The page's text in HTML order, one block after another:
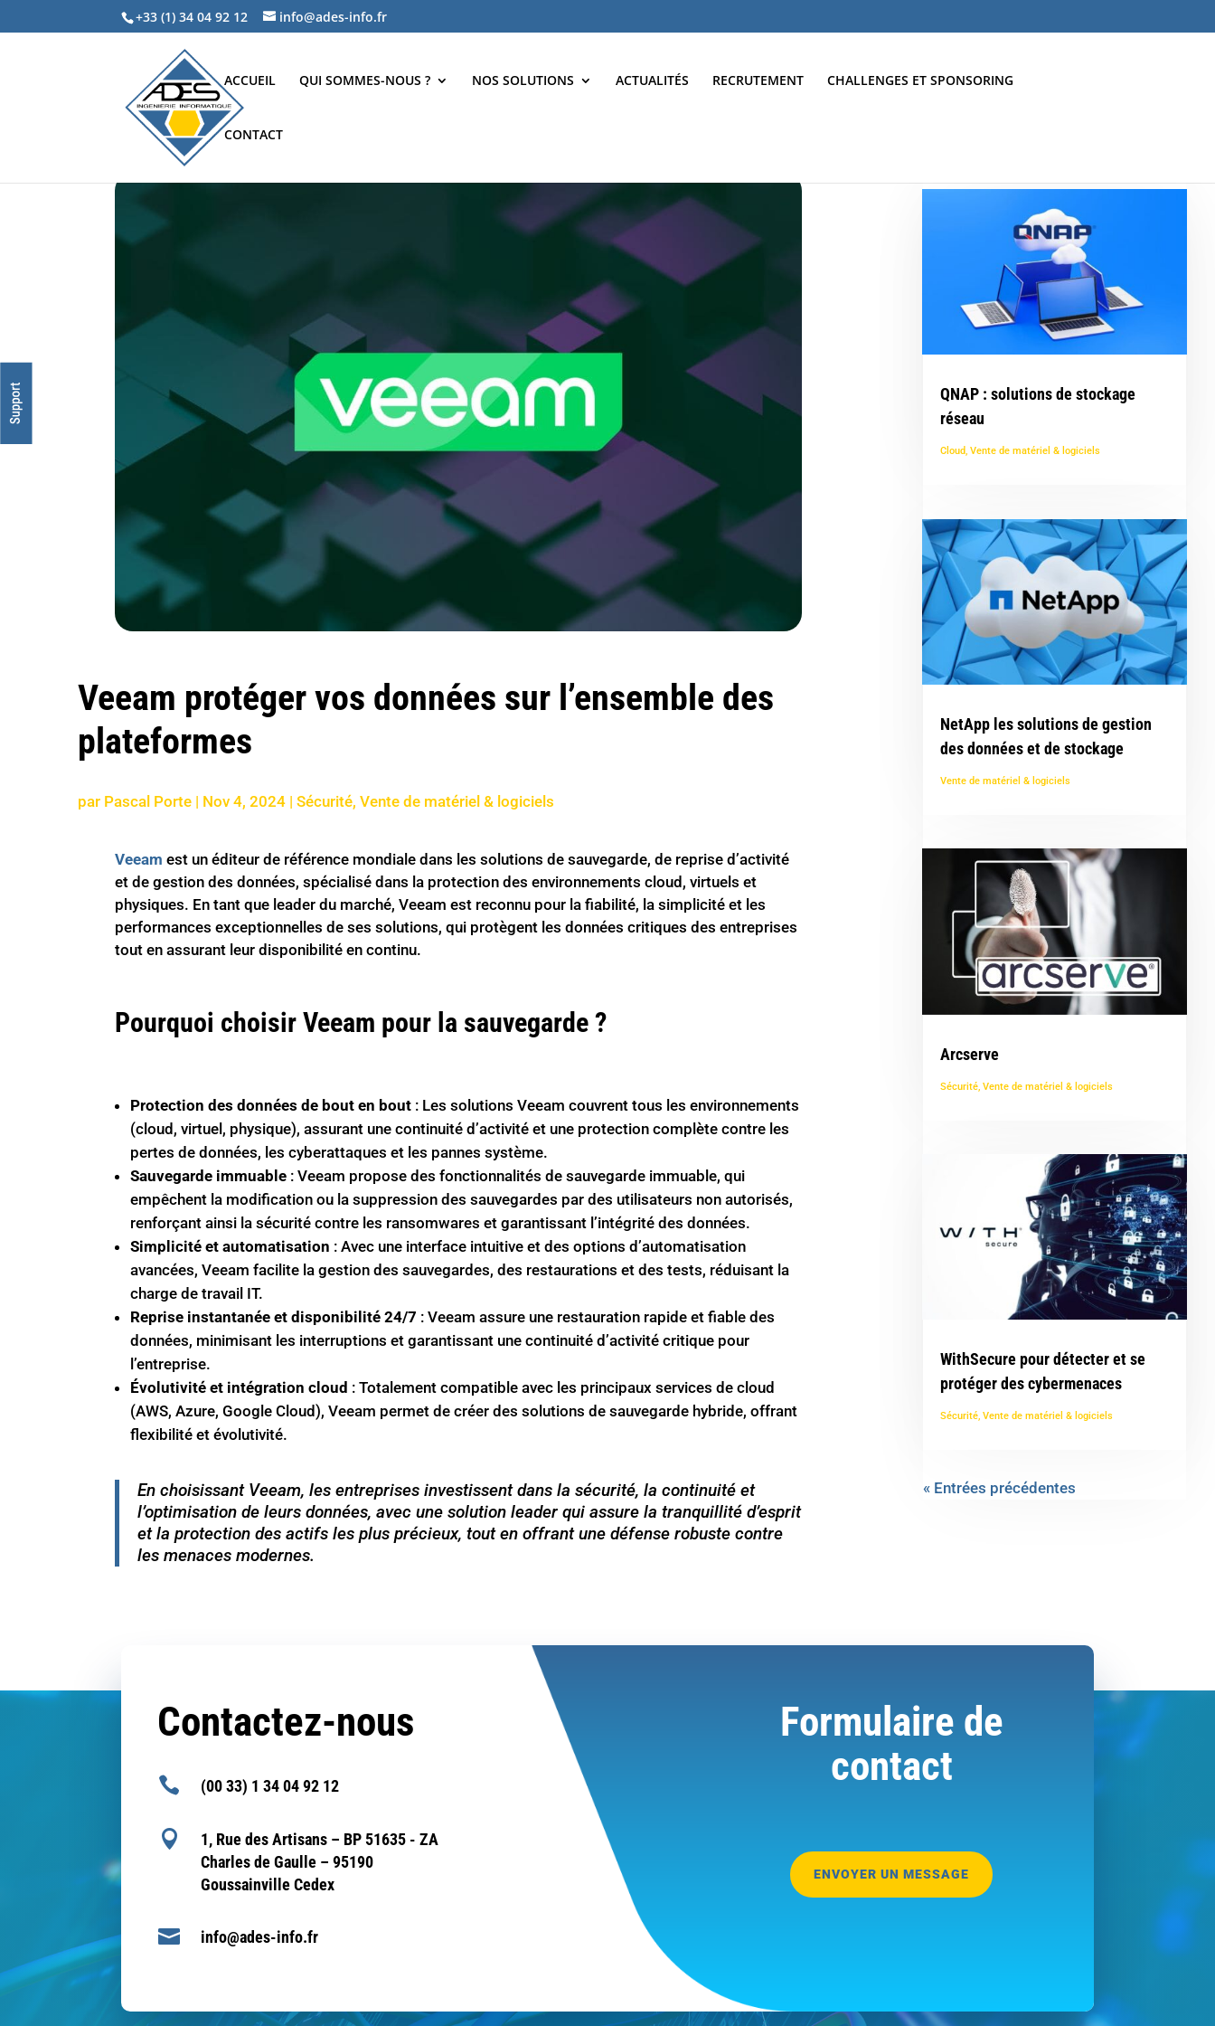
+33 (1) 34 04 92 12 info@ades-info.fr
ACCUEIL QUI SOMMES-NOUS ? NOS SOLUTIONS ACTUALITÉS RECRUTEMENT CHALLENGES ET SPONSORING
CONTACT
Veeam protéger vos données sur l’ensemble des
plateformes
par Pascal Porte| Nov 4, 2024| Sécurité, Vente de matériel & logiciels
Veeam est un éditeur de référence mondiale dans les solutions de sauvegarde, de reprise d’activité
et de gestion des données, spécialisé dans la protection des environnements cloud, virtuels et
physiques. En tant que leader du marché, Veeam est reconnu pour la fiabilité, la simplicité et les
performances exceptionnelles de ses solutions, qui protègent les données critiques des entreprises
tout en assurant leur disponibilité en continu.
Pourquoi choisir Veeam pour la sauvegarde ?
Protection des données de bout en bout : Les solutions Veeam couvrent tous les environnements
(cloud, virtuel, physique), assurant une continuité d’activité et une protection complète contre les
pertes de données, les cyberattaques et les pannes système.
Sauvegarde immuable : Veeam propose des fonctionnalités de sauvegarde immuable, qui
empêchent la modification ou la suppression des sauvegardes par des utilisateurs non autorisés,
renforçant ainsi la sécurité contre les ransomwares et garantissant l’intégrité des données.
Simplicité et automatisation : Avec une interface intuitive et des options d’automatisation
avancées, Veeam facilite la gestion des sauvegardes, des restaurations et des tests, réduisant la
charge de travail IT.
Reprise instantanée et disponibilité 24/7 : Veeam assure une restauration rapide et fiable des
données, minimisant les interruptions et garantissant une continuité d’activité critique pour
l’entreprise.
Évolutivité et intégration cloud : Totalement compatible avec les principaux services de cloud
(AWS, Azure, Google Cloud), Veeam permet de créer des solutions de sauvegarde hybride, offrant
flexibilité et évolutivité.
En choisissant Veeam, les entreprises investissent dans la sécurité, la continuité et
l’optimisation de leurs données, avec une solution leader qui assure la tranquillité d’esprit
et la protection des actifs les plus précieux, tout en offrant une défense robuste contre
les menaces modernes.
QNAP : solutions de stockage
réseau
Cloud, Vente de matériel & logiciels
NetApp les solutions de gestion
des données et de stockage
Vente de matériel & logiciels
Arcserve
Sécurité, Vente de matériel & logiciels
WithSecure pour détecter et se
protéger des cybermenaces
Sécurité, Vente de matériel & logiciels
« Entrées précédentes
Contactez-nous
 (00 33) 1 34 04 92 12

1, Rue des Artisans – BP 51635 - ZA
Charles de Gaulle – 95190
Goussainville Cedex
 info@ades-info.fr
Formulaire de
contact
ENVOYER UN MESSAGE